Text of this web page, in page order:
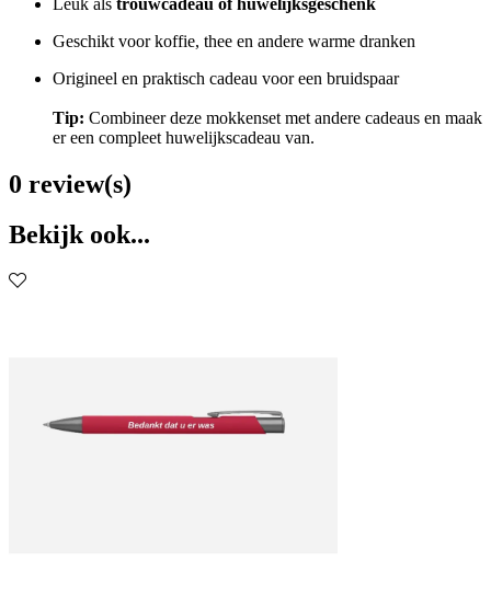
Geschikt voor koffie, thee en andere warme dranken
Origineel en praktisch cadeau voor een bruidspaar
Tip: Combineer deze mokkenset met andere cadeaus en maak
er een compleet huwelijkscadeau van.
0 review(s)
Bekijk ook...